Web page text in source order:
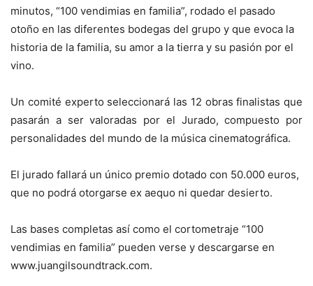
minutos, “100 vendimias en familia”, rodado el pasado
otoño en las diferentes bodegas del grupo y que evoca la
historia de la familia, su amor a la tierra y su pasión por el
vino.
Un comité experto seleccionará las 12 obras finalistas que
pasarán a ser valoradas por el Jurado, compuesto por
personalidades del mundo de la música cinematográfica.
El jurado fallará un único premio dotado con 50.000 euros,
que no podrá otorgarse ex aequo ni quedar desierto.
Las bases completas así como el cortometraje “100
vendimias en familia” pueden verse y descargarse en
www.juangilsoundtrack.com.